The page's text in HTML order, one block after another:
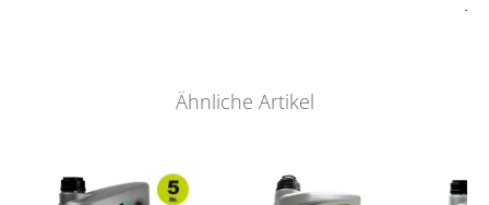
Ähnliche Artikel